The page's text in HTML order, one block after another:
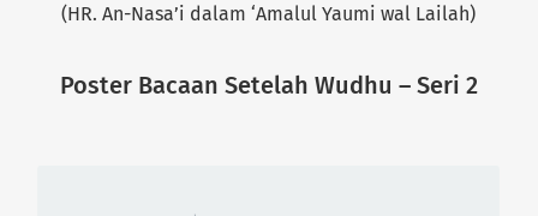
(HR. An-Nasa’i dalam ‘Amalul Yaumi wal Lailah)
Poster Bacaan Setelah Wudhu – Seri 2